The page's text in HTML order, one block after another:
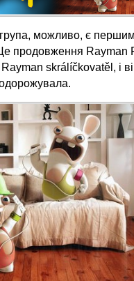
можливо, є
продовження Rayman
Rayman skrálíčkovatěl, і